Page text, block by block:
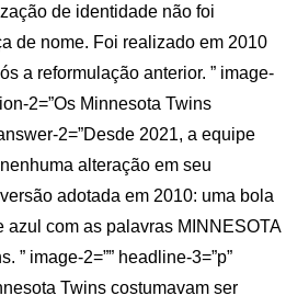
de identidade não foi
de nome. Foi realizado em 2010
a reformulação anterior. ” image-
2=”Os Minnesota Twins
2=”Desde 2021, a equipe
alteração em seu
adotada em 2010: uma bola
azul com as palavras MINNESOTA
” image-2=”” headline-3=”p”
Twins costumavam ser